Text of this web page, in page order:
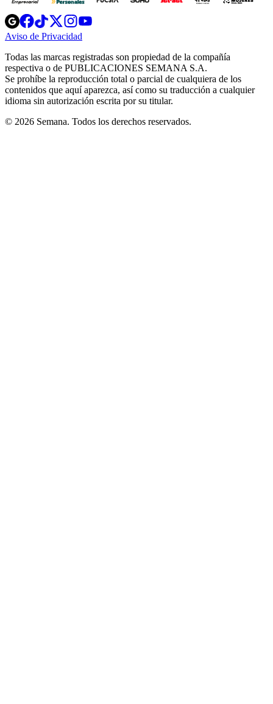
Opens
in
new
Opens
in
new
Opens
in
new
window
Opens
new
windowwindow
Aviso de Privacidad
new
window
Todas las marcas registradas son propiedad de la compañía
respectiva o de PUBLICACIONES SEMANA S.A.
Se prohíbe la reproducción total o parcial de cualquiera de los
contenidos que aquí aparezca, así como su traducción a cualquier
idioma sin autorización escrita por su titular.
© 2026 Semana. Todos los derechos reservados.